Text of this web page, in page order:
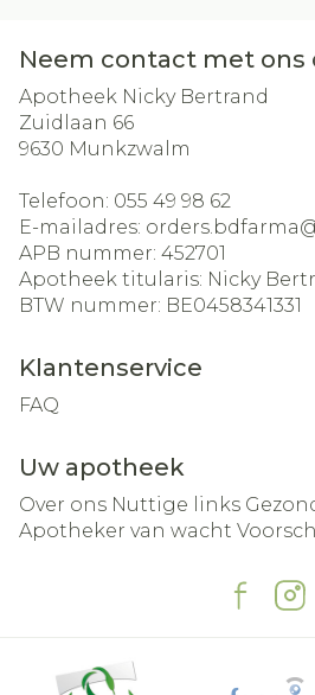
Neem contact met ons
Apotheek Nicky Bertrand
Zuidlaan 66
9630 Munkzwalm
Telefoon: 055 49 98 62
E-mailadres:
APB nummer: 452701
Apotheek titularis: Nicky
BTW nummer: BE0458341331
Klantenservice
FAQ
Uw apotheek
Over ons Nuttige links
Apotheker van wacht